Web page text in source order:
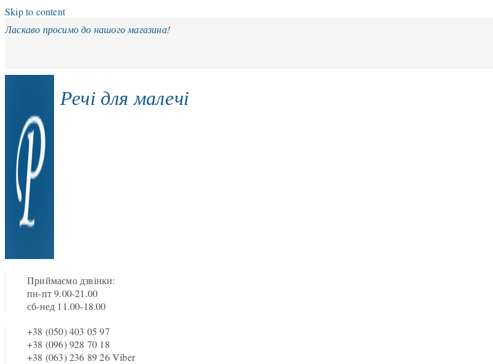
Skip to content
Ласкаво просимо до нашого магазина!
Речі для малечі
Приймаємо дзвінки:
пн-пт 9.00-21.00
сб-нед 11.00-18.00
+38 (050) 403 05 97
+38 (096) 928 70 18
+38 (063) 236 89 26 Viber